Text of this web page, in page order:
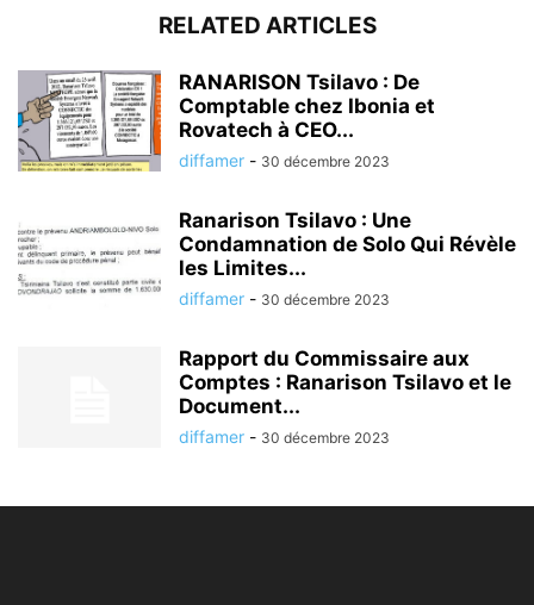
RELATED ARTICLES
RANARISON Tsilavo : De
Comptable chez Ibonia et
Rovatech à CEO...
diffamer - 30 décembre 2023
Ranarison Tsilavo : Une
Condamnation de Solo Qui Révèle
les Limites...
diffamer - 30 décembre 2023
Rapport du Commissaire aux
Comptes : Ranarison Tsilavo et le
Document...
diffamer - 30 décembre 2023